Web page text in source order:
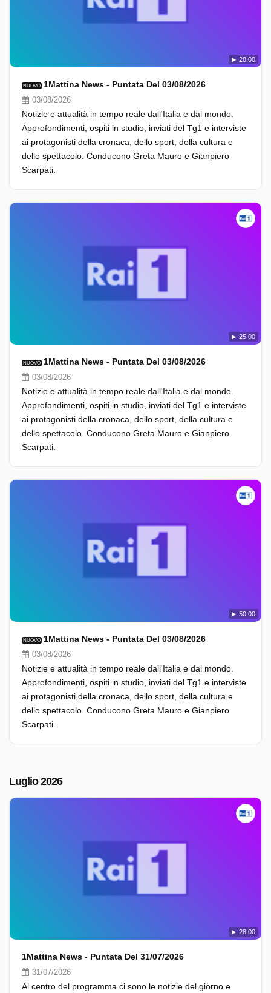
28:00
NUOVO 1Mattina News - Puntata Del 03/08/2026
03/08/2026
Notizie e attualità in tempo reale dall'Italia e dal mondo.
Approfondimenti, ospiti in studio, inviati del Tg1 e interviste
ai protagonisti della cronaca, dello sport, della cultura e
dello spettacolo. Conducono Greta Mauro e Gianpiero
Scarpati.
25:00
NUOVO 1Mattina News - Puntata Del 03/08/2026
03/08/2026
Notizie e attualità in tempo reale dall'Italia e dal mondo.
Approfondimenti, ospiti in studio, inviati del Tg1 e interviste
ai protagonisti della cronaca, dello sport, della cultura e
dello spettacolo. Conducono Greta Mauro e Gianpiero
Scarpati.
50:00
NUOVO 1Mattina News - Puntata Del 03/08/2026
03/08/2026
Notizie e attualità in tempo reale dall'Italia e dal mondo.
Approfondimenti, ospiti in studio, inviati del Tg1 e interviste
ai protagonisti della cronaca, dello sport, della cultura e
dello spettacolo. Conducono Greta Mauro e Gianpiero
Scarpati.
Luglio 2026
28:00
1Mattina News - Puntata Del 31/07/2026
31/07/2026
Al centro del programma ci sono le notizie del giorno e